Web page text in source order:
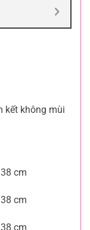
kết không mùi
cm
cm
cm